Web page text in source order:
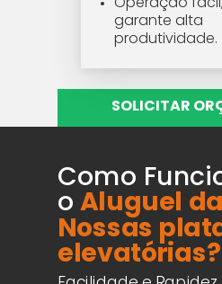
Como
o Aluguel
Nossas
elevatórias?
garante alta
produtividade.
SOLICITAR